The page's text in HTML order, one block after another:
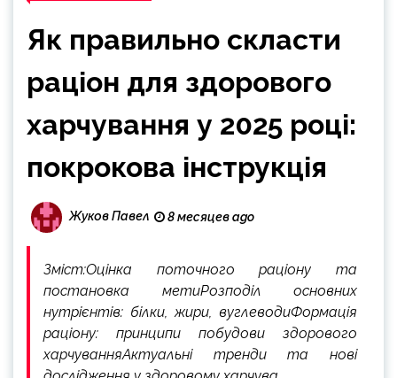
Як правильно скласти
раціон для здорового
харчування у 2025 році:
покрокова інструкція
Жуков Павел 8 месяцев ago
Зміст:Оцінка поточного раціону та
постановка метиРозподіл основних
нутрієнтів: білки, жири, вуглеводиФормація
раціону: принципи побудови здорового
харчуванняАктуальні тренди та нові